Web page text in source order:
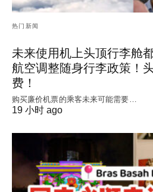
热门新闻
未来使用机上头顶行李舱
航空调整随身行李政策！
费！
购买廉价机票的乘客未来可能需要…
19 小时 ago